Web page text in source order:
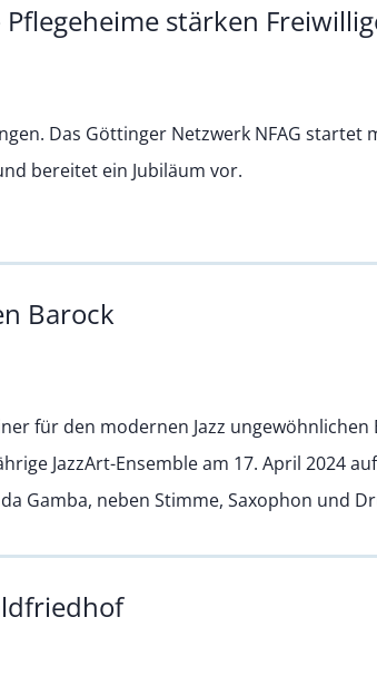
stärken
Das Göttinger Netzwerk NFAG startet
bereitet ein Jubiläum vor.
Barock
für den modernen Jazz ungewöhnlichen
JazzArt-Ensemble am 17. April 2024
Gamba, neben Stimme, Saxophon und